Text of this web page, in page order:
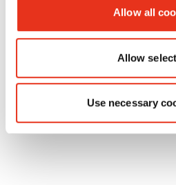
Allow all
Allow
Use necessary